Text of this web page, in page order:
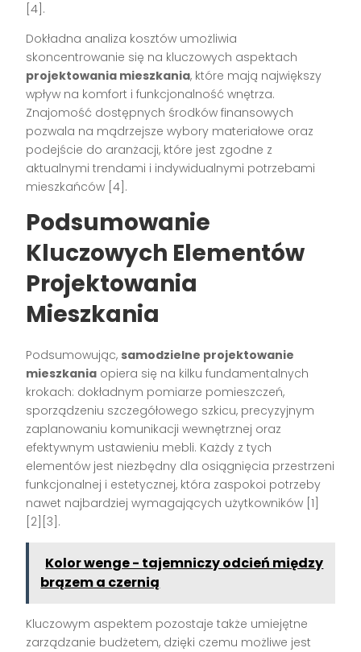
[4].
Dokładna analiza kosztów umożliwia
skoncentrowanie się na kluczowych aspektach
projektowania mieszkania, które mają największy
wpływ na komfort i funkcjonalność wnętrza.
Znajomość dostępnych środków finansowych
pozwala na mądrzejsze wybory materiałowe oraz
podejście do aranżacji, które jest zgodne z
aktualnymi trendami i indywidualnymi potrzebami
mieszkańców [4].
Podsumowanie
Kluczowych Elementów
Projektowania
Mieszkania
Podsumowując, samodzielne projektowanie
mieszkania opiera się na kilku fundamentalnych
krokach: dokładnym pomiarze pomieszczeń,
sporządzeniu szczegółowego szkicu, precyzyjnym
zaplanowaniu komunikacji wewnętrznej oraz
efektywnym ustawieniu mebli. Każdy z tych
elementów jest niezbędny dla osiągnięcia przestrzeni
funkcjonalnej i estetycznej, która zaspokoi potrzeby
nawet najbardziej wymagających użytkowników [1]
[2][3].
Kolor wenge - tajemniczy odcień między
brązem a czernią
Kluczowym aspektem pozostaje także umiejętne
zarządzanie budżetem, dzięki czemu możliwe jest